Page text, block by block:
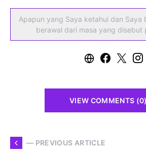
Apapun yang Saya ketahui dan Saya
berawal dari masa yang disebut
VIEW COMMENTS (0)
— PREVIOUS ARTICLE